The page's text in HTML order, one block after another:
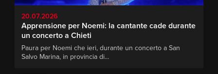
20.07.2026
Apprensione per Noemi: la cantante cade durante
un concerto a Chieti
Paura per Noemi che ieri, durante un concerto a San
Salvo Marina, in provincia di...